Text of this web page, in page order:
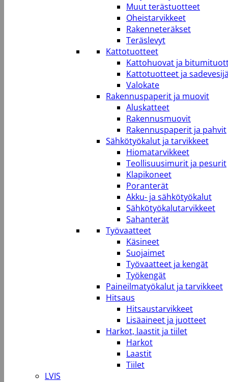
Muut terästuotteet
Oheistarvikkeet
Rakenneteräkset
Teräslevyt
Kattotuotteet
Kattohuovat ja
Kattotuotteet ja
Valokate
Rakennuspaperit ja muovit
Aluskatteet
Rakennusmuovit
Rakennuspaperit ja pahvit
Sähkötyökalut ja tarvikkeet
Hiomatarvikkeet
Teollisuusimurit ja pesurit
Klapikoneet
Poranterät
Akku- ja sähkötyökalut
Sähkötyökalutarvikkeet
Sahanterät
Työvaatteet
Käsineet
Suojaimet
Työvaatteet ja kengät
Työkengät
Paineilmatyökalut ja tarvikkeet
Hitsaus
Hitsaustarvikkeet
Lisäaineet ja juotteet
Harkot, laastit ja tiilet
Harkot
Laastit
Tiilet
LVIS